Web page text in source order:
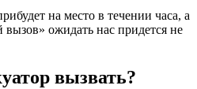
на место в течении часа, а
ожидать нас придется не
вызвать?